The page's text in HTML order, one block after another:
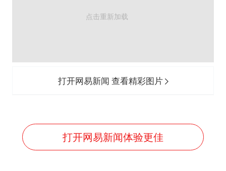
打开网易新闻 查看精彩图片
打开网易新闻体验更佳